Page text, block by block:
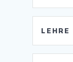
LEHRE